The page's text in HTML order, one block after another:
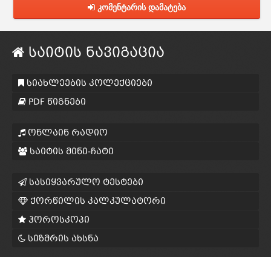
კომენტარის დამატება
საიტის ნავიგაცია
სიახლეების კოლექციები
PDF წიგნები
ონლაინ რადიო
საიტის მინი-ჩატი
სასიყვარულო ტესტები
ქორწილის კალკულატორი
ჰოროსკოპი
სიზმრის ახსნა